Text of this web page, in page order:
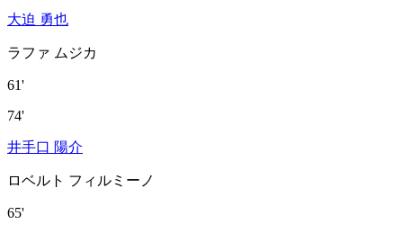
大迫 勇也
ラファ ムジカ
61'
74'
井手口 陽介
ロベルト フィルミーノ
65'